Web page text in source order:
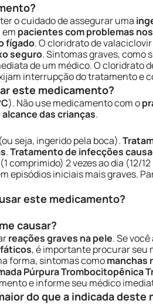
o cuidado de assegurar uma
pacientes com problemas
fígado. O cloridrato de
seguro. Sintomas graves, como
de um médico. O cloridrato
interrupção do tratamento e
este medicamento?
). Não use medicamento com o
das crianças.
seja, ingerido pela boca).
.Tratamento de infecções
(1 comprimido) 2 vezes ao dia (12/
episódios iniciais mais graves.
este medicamento?
causar?
reações graves na pele. Se
, é importante procurar seu
forma, sintomas comomanchas
Púrpura
e informe seu médico
do que a indicada deste